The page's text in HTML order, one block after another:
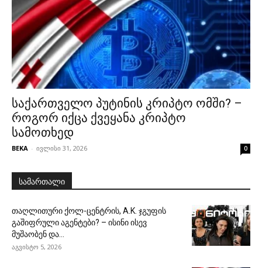
საქართველო პუტინის კრიპტო ომში? –
როგორ იქცა ქვეყანა კრიპტო
სამოთხედ
BEKA - ივლისი 31, 2026 0
სამართალი
თაღლითური ქოლ-ცენტრის, A.K. ჯგუფის
გაშიფრული აგენტები? – ისინი ისევ
მუშაობენ და...
აგვისტო 5, 2026